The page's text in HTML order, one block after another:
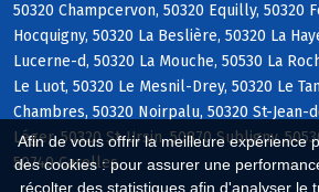
Afin de vous offrir la meilleure expérience
des cookies : pour assurer une
récolter des statistiques afin d'analyser le
50320 Champcervon, 50320 Equilly, 50320
Hocquigny, 50320 La Beslière, 50320 La
Lucerne-d, 50320 La Mouche, 50530 La
Le Luot, 50320 Le Mesnil-Drey, 50320 Le
Chambres, 50320 Noirpalu, 50320 St-Jean-
Léger, 50320 St-Ursin, 50870 Subligny,
50740 Carolles